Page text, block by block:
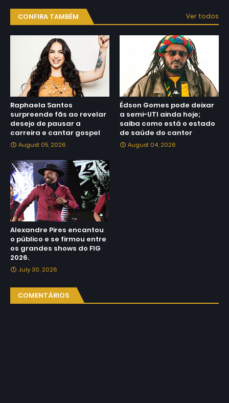
CONFIRA TAMBÉM Ver todos
Raphaela Santos
surpreende fãs ao revelar
desejo de pausar a
carreira e cantar gospel
August 05, 2026
Édson Gomes pode deixar
a semi-UTI ainda hoje;
saiba como está o estado
de saúde do cantor
August 04, 2026
Alexandre Pires encantou
o público e se firmou entre
os grandes shows do FIG
2026.
July 30, 2026
COMENTÁRIOS